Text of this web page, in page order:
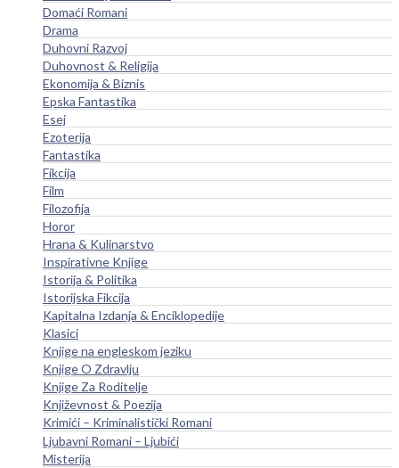
Domaći Romani
Drama
Duhovni Razvoj
Duhovnost & Religija
Ekonomija & Biznis
Epska Fantastika
Esej
Ezoterija
Fantastika
Fikcija
Film
Filozofija
Horor
Hrana & Kulinarstvo
Inspirativne Knjige
Istorija & Politika
Istorijska Fikcija
Kapitalna Izdanja & Enciklopedije
Klasici
Knjige na engleskom jeziku
Knjige O Zdravlju
Knjige Za Roditelje
Književnost & Poezija
Krimići – Kriminalistički Romani
Ljubavni Romani – Ljubići
Misterija